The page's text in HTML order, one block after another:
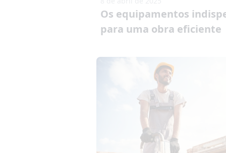
Os equipamentos
para uma obra eficiente